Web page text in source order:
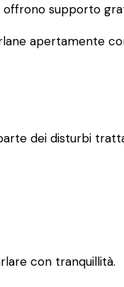
supporto
apertamente
dei disturbi
con tranquillità.